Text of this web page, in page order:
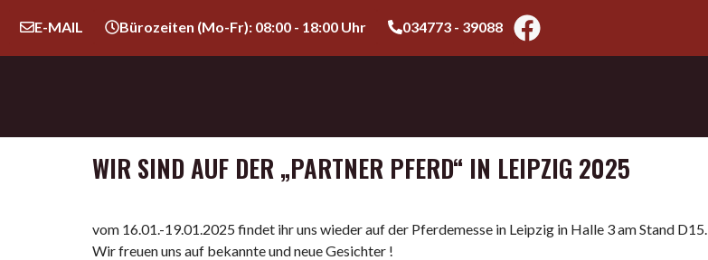
E-MAIL Bürozeiten (Mo-Fr): 08:00 - 18:00 Uhr 034773 - 39088
WIR SIND AUF DER „PARTNER PFERD“ IN LEIPZIG 2025
vom 16.01.-19.01.2025 findet ihr uns wieder auf der Pferdemesse in Leipzig in Halle 3 am Stand D15.
Wir freuen uns auf bekannte und neue Gesichter !